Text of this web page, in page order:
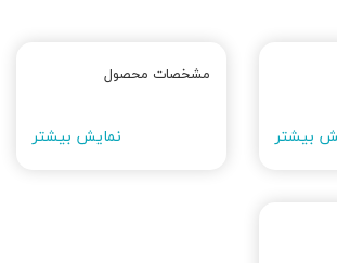
بیشتر
مشخصات محصول
نمایش بیشتر